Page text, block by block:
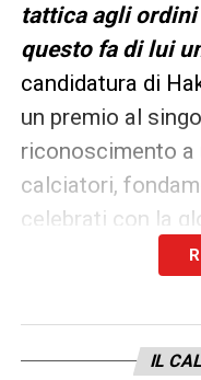
tattica agli
questo fa di lui
candidatura di
un premio al
riconoscimento a
calciatori,
celebrati con la
IL